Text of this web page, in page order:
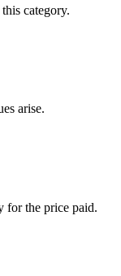
category.
arise.
for the price paid.